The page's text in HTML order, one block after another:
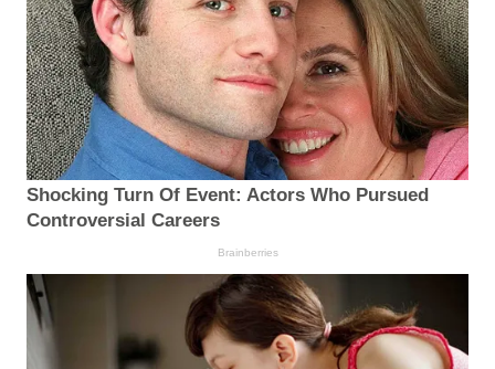
Shocking Turn Of Event: Actors Who Pursued
Controversial Careers
Brainberries